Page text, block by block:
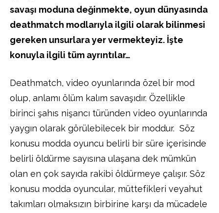
savaşı moduna değinmekte, oyun dünyasında
deathmatch modlarıyla ilgili olarak bilinmesi
gereken unsurlara yer vermekteyiz. İşte
konuyla ilgili tüm ayrıntılar…
Deathmatch, video oyunlarında özel bir mod
olup, anlamı ölüm kalım savaşıdır. Özellikle
birinci şahıs nişancı türünden video oyunlarında
yaygın olarak görülebilecek bir moddur. Söz
konusu modda oyuncu belirli bir süre içerisinde
belirli öldürme sayısına ulaşana dek mümkün
olan en çok sayıda rakibi öldürmeye çalışır. Söz
konusu modda oyuncular, müttefikleri veyahut
takımları olmaksızın birbirine karşı da mücadele